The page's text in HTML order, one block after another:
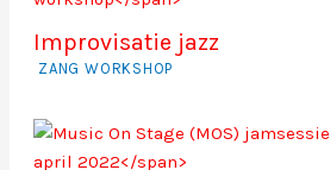
Improvisatie jazz
ZANG WORKSHOP